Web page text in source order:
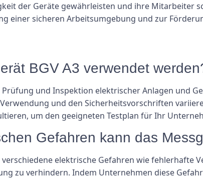
der Geräte gewährleisten und ihre Mitarbeiter
einer sicheren Arbeitsumgebung und zur
BGV A3 verwendet
und Inspektion elektrischer Anlagen und
und den Sicherheitsvorschriften
um den geeigneten Testplan für Ihr
Gefahren kann das
elektrische Gefahren wie fehlerhafte
zu verhindern. Indem Unternehmen diese